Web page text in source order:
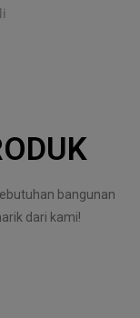
bangunan
dari kami!